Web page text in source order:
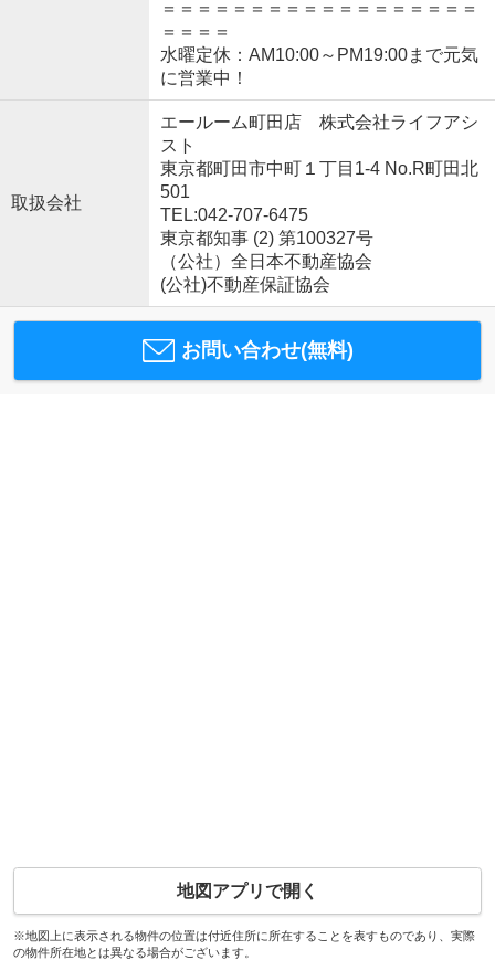
＝＝＝＝＝＝＝＝＝＝＝＝＝＝＝＝＝＝
＝＝＝＝
水曜定休：AM10:00～PM19:00まで元気
に営業中！
取扱会社
エールーム町田店 株式会社ライフアシ
スト
東京都町田市中町１丁目1-4 No.R町田北
501
TEL:042-707-6475
東京都知事 (2) 第100327号
（公社）全日本不動産協会
(公社)不動産保証協会
お問い合わせ(無料)
地図アプリで開く
※地図上に表示される物件の位置は付近住所に所在することを表すものであり、実際
の物件所在地とは異なる場合がございます。